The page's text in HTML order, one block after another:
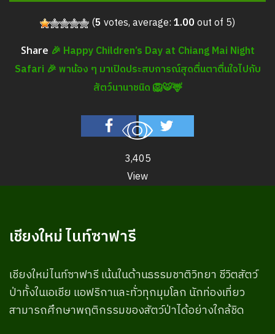
(5 votes, average:1.00out of 5)
Share 🎉 Happy Children’s Day at Chiang Mai Night
Safari 🎉 พาน้อง ๆ มาเปิดประสบการณ์สุดตื่นตาตื่นใจไปกับ
สัตว์นานาชนิด 🦁🐯🦌
3,405
View
เชียงใหม่ ไนท์ซาฟารี
เชียงใหม่ไนท์ซาฟารี เน้นในด้านธรรมชาติวิทยา ชีวิตสัตว์
ป่าทั้งในเอเชีย แอฟริกาและทั่วทุกมุมโลก นักท่องเที่ยว
สามารถศึกษาพฤติกรรมของสัตว์ป่าได้อย่างใกล้ชิด